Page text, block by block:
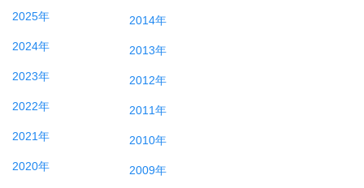
2025年
2024年
2023年
2022年
2021年
2020年
2014年
2013年
2012年
2011年
2010年
2009年